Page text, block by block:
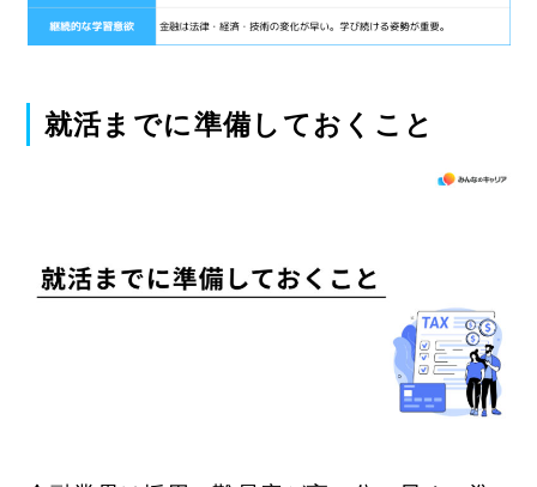
就活までに準備しておくこと